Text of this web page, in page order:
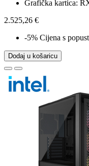
Grafička kartica:
2.525,26 €
-5% Cijena s
Dodaj u košaricu